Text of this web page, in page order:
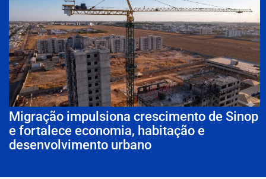
Migração impulsiona crescimento de Sinop
e fortalece economia, habitação e
desenvolvimento urbano